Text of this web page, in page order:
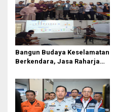
Sufmi Dasco Ahmad
Bangun Budaya Keselamatan
Berkendara, Jasa Raharja
Pasifik Medan Industri